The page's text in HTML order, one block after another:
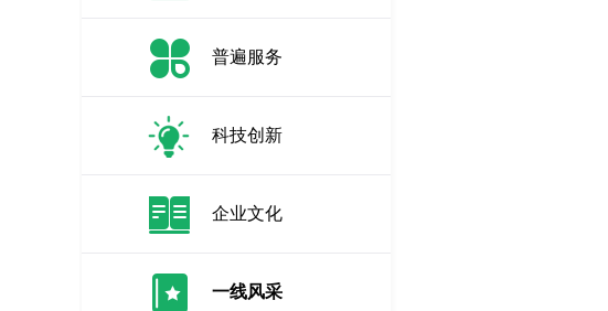
普遍服务
科技创新
企业文化
一线风采